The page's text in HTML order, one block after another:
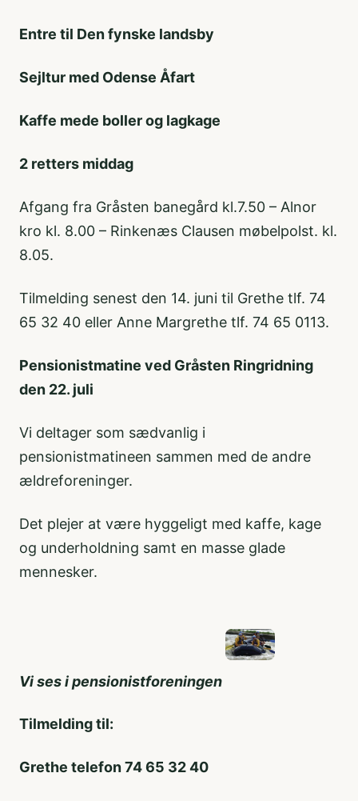
Entre til Den fynske landsby
Sejltur med Odense Åfart
Kaffe mede boller og lagkage
2 retters middag
Afgang fra Gråsten banegård kl.7.50 – Alnor
kro kl. 8.00 – Rinkenæs Clausen møbelpolst. kl.
8.05.
Tilmelding senest den 14. juni til Grethe tlf. 74
65 32 40 eller Anne Margrethe tlf. 74 65 0113.
Pensionistmatine ved Gråsten Ringridning
den 22. juli
Vi deltager som sædvanlig i
pensionistmatineen sammen med de andre
ældreforeninger.
Det plejer at være hyggeligt med kaffe, kage
og underholdning samt en masse glade
mennesker.
Vi ses i pensionistforeningen
Tilmelding til:
Grethe telefon 74 65 32 40